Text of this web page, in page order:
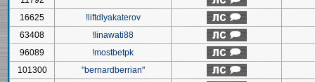
16625
!liftdlyakaterov
63408
!linawati88
96089
!mostbetpk
101300
"bernardberrian"